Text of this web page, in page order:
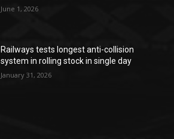
June 1, 2026
Railways tests longest anti-collision
system in rolling stock in single day
January 31, 2026